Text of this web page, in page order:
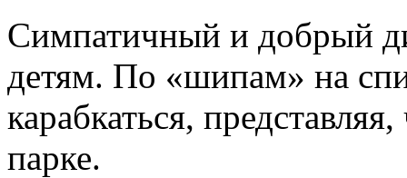
Симпатичный и добрый
детям. По «шипам» на
карабкаться,
парке.